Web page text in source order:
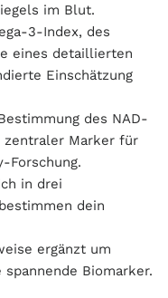
im Blut.
3-Index, des
eines detaillierten
Einschätzung
des NAD-
zentraler Marker für
Forschung.
in drei
dein
ergänzt um
Biomarker.